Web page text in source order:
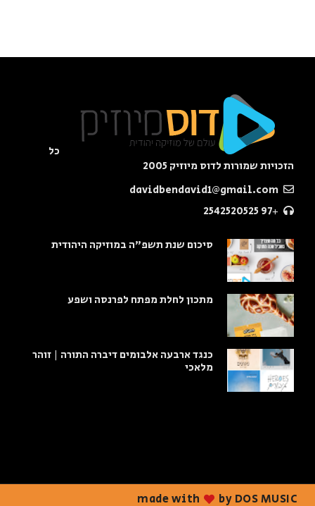
כל
הזכויות שמורות לדוס מיוזיק 2005
+97 2542520525
סיכום שנת תשפ"ה במוזיקה היהודית
מתכון לחלת מפתח לפרנסה ושפע
כנגד ארבעה אלבומים דיברה התורה | זוהר
מלאכי
made with by DOS MUSIC